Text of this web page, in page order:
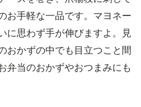
お手軽な一品です。マヨネー
に思わず手が伸びますよ。見
おかずの中でも目立つこと間
弁当のおかずやおつまみにも